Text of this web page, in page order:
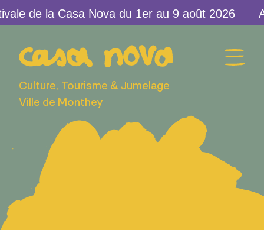
de la Casa Nova du 1er au 9 août 2026
Culture, Tourisme & Jumelage
Ville de Monthey